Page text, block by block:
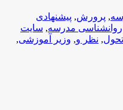
, پرورش, پیشنهادی
روانشناسی مدرسه, سایت
, نظر و, وزیر آموزشی,